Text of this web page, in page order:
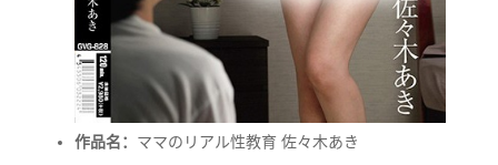
作品名： ママのリアル性教育 佐々木あき